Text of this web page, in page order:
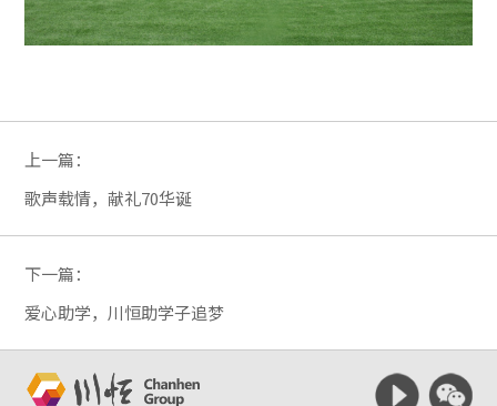
上一篇：
歌声载情，献礼70华诞
下一篇：
爱心助学，川恒助学子追梦